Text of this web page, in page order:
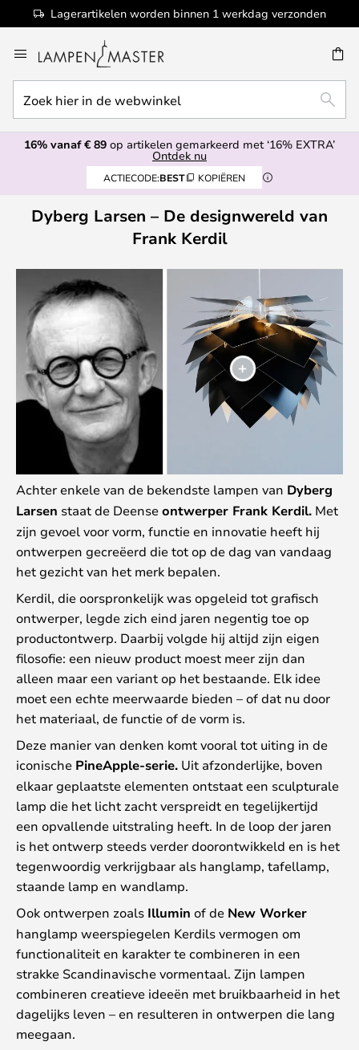
Lagerartikelen worden binnen 1 werkdag verzonden
naar
de
inhoud
hier
in
de16% vanaf € 89 op artikelen gemarkeerd met ‘16% EXTRA’
Ontdek nu
ACTIECODE:BEST KOPIËREN
Dyberg Larsen – De designwereld van
Frank Kerdil
Achter enkele van de bekendste lampen van Dyberg
Larsen staat de Deenseontwerper Frank Kerdil. Met
zijn gevoel voor vorm, functie en innovatie heeft hij
ontwerpen gecreëerd die tot op de dag van vandaag
het gezicht van het merk bepalen.
Kerdil, die oorspronkelijk was opgeleid tot grafisch
ontwerper, legde zich eind jaren negentig toe op
productontwerp. Daarbij volgde hij altijd zijn eigen
filosofie: een nieuw product moest meer zijn dan
alleen maar een variant op het bestaande. Elk idee
moet een echte meerwaarde bieden – of dat nu door
het materiaal, de functie of de vorm is.
Deze manier van denken komt vooral tot uiting in de
iconische PineApple-serie. Uit afzonderlijke, boven
elkaar geplaatste elementen ontstaat een sculpturale
lamp die het licht zacht verspreidt en tegelijkertijd
een opvallende uitstraling heeft. In de loop der jaren
is het ontwerp steeds verder doorontwikkeld en is het
tegenwoordig verkrijgbaar als hanglamp, tafellamp,
staande lamp en wandlamp.
Ook ontwerpen zoals Illumin of de New Worker
hanglamp weerspiegelen Kerdils vermogen om
functionaliteit en karakter te combineren in een
strakke Scandinavische vormentaal. Zijn lampen
combineren creatieve ideeën met bruikbaarheid in het
dagelijks leven – en resulteren in ontwerpen die lang
meegaan.